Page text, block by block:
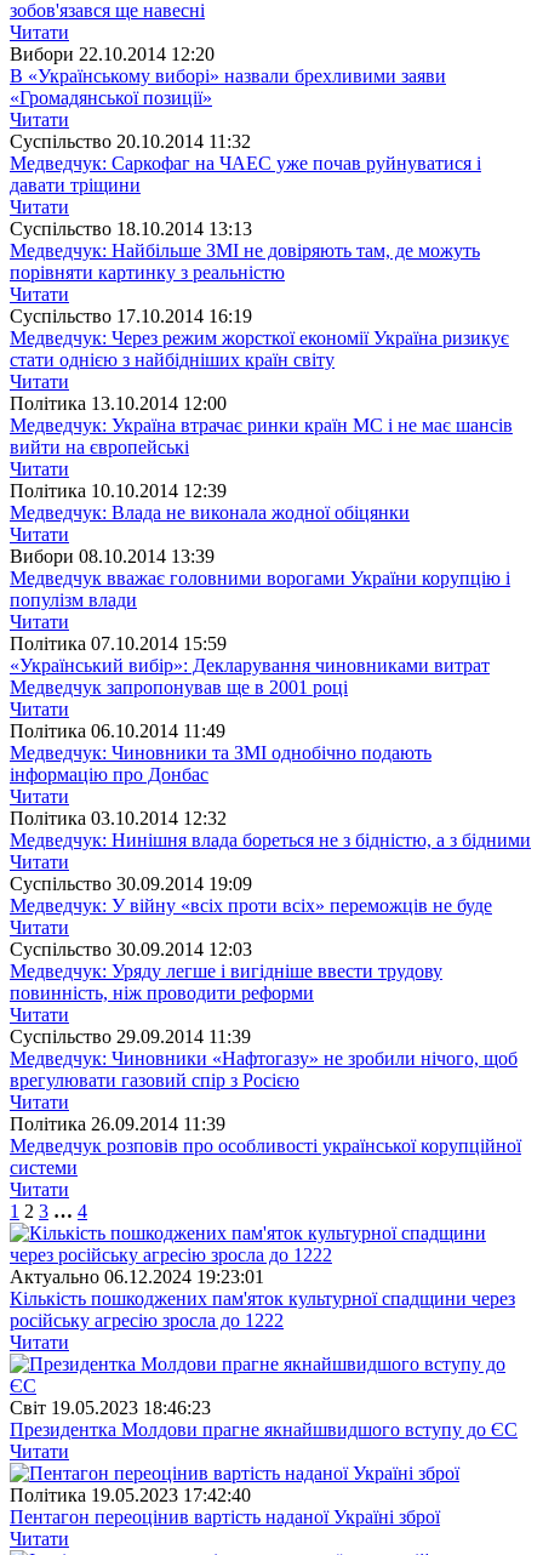
зобов'язався ще навесні
Читати
Вибори 22.10.2014 12:20
В «Українському виборі» назвали брехливими заяви
«Громадянської позиції»
Читати
Суспiльство 20.10.2014 11:32
Медведчук: Саркофаг на ЧАЕС уже почав руйнуватися і
давати тріщини
Читати
Суспiльство 18.10.2014 13:13
Медведчук: Найбільше ЗМІ не довіряють там, де можуть
порівняти картинку з реальністю
Читати
Суспiльство 17.10.2014 16:19
Медведчук: Через режим жорсткої економії Україна ризикує
стати однією з найбідніших країн світу
Читати
Полiтика 13.10.2014 12:00
Медведчук: Україна втрачає ринки країн МС і не має шансів
вийти на європейські
Читати
Полiтика 10.10.2014 12:39
Медведчук: Влада не виконала жодної обіцянки
Читати
Вибори 08.10.2014 13:39
Медведчук вважає головними ворогами України корупцію і
популізм влади
Читати
Полiтика 07.10.2014 15:59
«Український вибір»: Декларування чиновниками витрат
Медведчук запропонував ще в 2001 році
Читати
Полiтика 06.10.2014 11:49
Медведчук: Чиновники та ЗМІ однобічно подають
інформацію про Донбас
Читати
Полiтика 03.10.2014 12:32
Медведчук: Нинішня влада бореться не з бідністю, а з бідними
Читати
Суспiльство 30.09.2014 19:09
Медведчук: У війну «всіх проти всіх» переможців не буде
Читати
Суспiльство 30.09.2014 12:03
Медведчук: Уряду легше і вигідніше ввести трудову
повинність, ніж проводити реформи
Читати
Суспiльство 29.09.2014 11:39
Медведчук: Чиновники «Нафтогазу» не зробили нічого, щоб
врегулювати газовий спір з Росією
Читати
Полiтика 26.09.2014 11:39
Медведчук розповів про особливості української корупційної
системи
Читати
1 2 3 … 4
Актуально 06.12.2024 19:23:01
Кількість пошкоджених пам'яток культурної спадщини через
російську агресію зросла до 1222
Читати
Свiт 19.05.2023 18:46:23
Президентка Молдови прагне якнайшвидшого вступу до ЄС
Читати
Полiтика 19.05.2023 17:42:40
Пентагон переоцінив вартість наданої Україні зброї
Читати